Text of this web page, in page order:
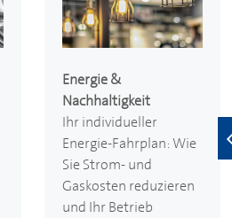
Energie &
Nachhaltigkeit
Ihr individueller
Energie-Fahrplan: Wie
Sie Strom- und
Gaskosten reduzieren
und Ihr Betrieb